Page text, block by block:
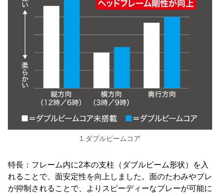
1.ダブルビームコア
特長：フレーム内に2本の支柱（ダブルビーム形状）を入
れることで、面安定性を向上しました。面のたわみやブレ
が抑制されることで、よりスピーディーなプレーが可能に